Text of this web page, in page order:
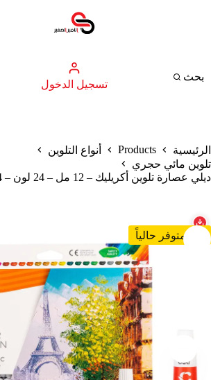
بحث
تسجيل الدخول
الرئيسية Products
أنواع التلوين
تلوين مائي حجري
ديلي عصارة تلوين أكريليك – 12 مل – 24 لون – EC12-24
غير متوفر حالياً